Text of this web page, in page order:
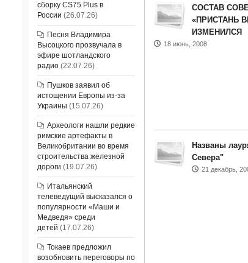
СОСТАВ
«ПРИСТАНЬ
ИЗМЕНИЛСЯ
18 июнь, 2008
Названы
Севера"
21 декабрь,
сборку CS75 Plus в
России (26.07.26)
Песня Владимира
Высоцкого прозвучала в
эфире шотландского
радио(22.07.26)
Пушков заявил об
истощении Европы из-за
Украины (15.07.26)
Археологи нашли редкие
римские артефакты в
Великобритании во время
строительства железной
дороги (19.07.26)
Итальянский
телеведущий высказался о
популярности «Маши и
Медведя» среди
детей (17.07.26)
Токаев предложил
возобновить переговоры по